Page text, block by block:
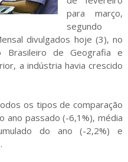
para março,
segundo
divulgados hoje (3), no
Brasileiro de Geografia e
a indústria havia crescido
os tipos de comparação
ano passado (-6,1%), média
do ano (-2,2%) e